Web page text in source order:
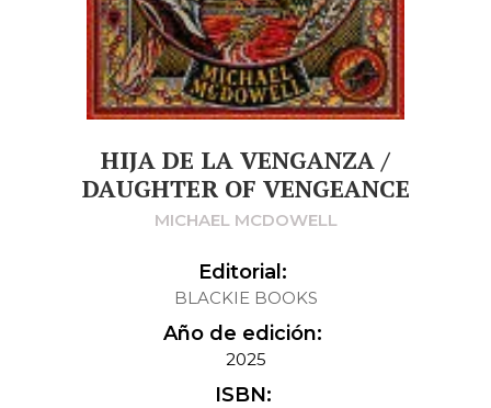
HIJA DE LA VENGANZA /
DAUGHTER OF VENGEANCE
MICHAEL MCDOWELL
Editorial:
BLACKIE BOOKS
Año de edición:
2025
ISBN: